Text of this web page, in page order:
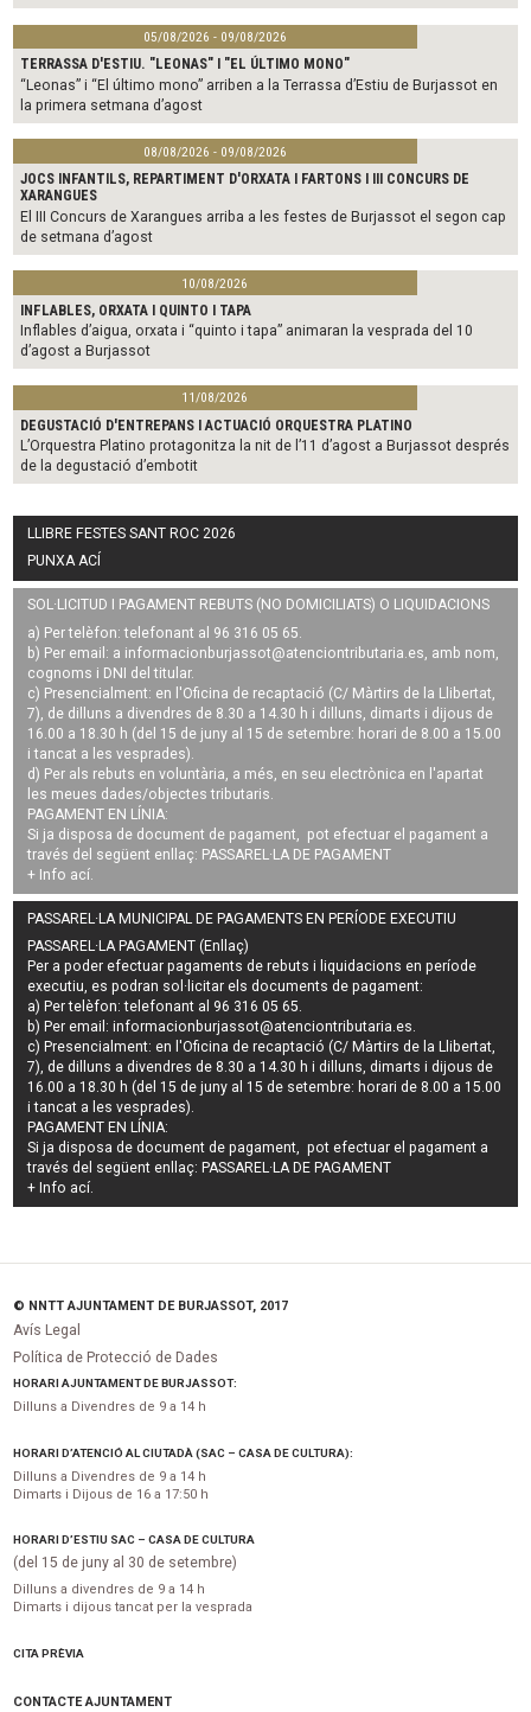
05/08/2026 - 09/08/2026
TERRASSA D'ESTIU. "LEONAS" I "EL ÚLTIMO MONO"
“Leonas” i “El último mono” arriben a la Terrassa d’Estiu de Burjassot en
la primera setmana d’agost
08/08/2026 - 09/08/2026
JOCS INFANTILS, REPARTIMENT D'ORXATA I FARTONS I III CONCURS DE
XARANGUES
El III Concurs de Xarangues arriba a les festes de Burjassot el segon cap
de setmana d’agost
10/08/2026
INFLABLES, ORXATA I QUINTO I TAPA
Inflables d’aigua, orxata i “quinto i tapa” animaran la vesprada del 10
d’agost a Burjassot
11/08/2026
DEGUSTACIÓ D'ENTREPANS I ACTUACIÓ ORQUESTRA PLATINO
L’Orquestra Platino protagonitza la nit de l’11 d’agost a Burjassot després
de la degustació d’embotit
LLIBRE FESTES SANT ROC 2026
PUNXA ACÍ
SOL·LICITUD I PAGAMENT REBUTS (NO DOMICILIATS) O LIQUIDACIONS
a) Per telèfon: telefonant al 96 316 05 65.
b) Per email: a informacionburjassot@atenciontributaria.es , amb nom,
cognoms i DNI del titular.
c) Presencialment: en l'Oficina de recaptació (C/ Màrtirs de la Llibertat,
7), de dilluns a divendres de 8.30 a 14.30 h i dilluns, dimarts i dijous de
16.00 a 18.30 h (del 15 de juny al 15 de setembre: horari de 8.00 a 15.00
i tancat a les vesprades).
d) Per als rebuts en voluntària, a més, en seu electrònica en l'apartat
les meues dades/objectes tributaris.
PAGAMENT EN LÍNIA:
Si ja disposa de document de pagament, pot efectuar el pagament a
través del següent enllaç: PASSAREL·LA DE PAGAMENT
+ Info ací
PASSAREL·LA MUNICIPAL DE PAGAMENTS EN PERÍODE EXECUTIU
PASSAREL·LA PAGAMENT (Enllaç)
Per a poder efectuar pagaments derebuts i liquidacions en període
executiu, es podran sol·licitar els documents de pagament:
a) Per telèfon: telefonant al 96 316 05 65.
b) Per email:informacionburjassot@atenciontributaria.es.
c) Presencialment: en l'Oficina de recaptació (C/ Màrtirs de la Llibertat,
7), de dilluns a divendres de 8.30 a 14.30 h i dilluns, dimarts i dijous de
16.00 a 18.30 h (del 15 de juny al 15 de setembre: horari de 8.00 a 15.00
i tancat a les vesprades).
PAGAMENT EN LÍNIA:
Si ja disposa de document de pagament, pot efectuar el pagament a
través del següent enllaç: PASSAREL·LA DE PAGAMENT
+ Info ací.
© NNTT AJUNTAMENT DE BURJASSOT, 2017
Avís Legal
Política de Protecció de Dades
HORARI AJUNTAMENT DE BURJASSOT:
Dilluns a Divendres de 9 a 14 h
HORARI D’ATENCIÓ AL CIUTADÀ (SAC – CASA DE CULTURA):
Dilluns a Divendres de 9 a 14 h
Dimarts i Dijous de 16 a 17:50 h
HORARI D’ESTIU SAC – CASA DE CULTURA
(del 15 de juny al 30 de setembre)
Dilluns a divendres de 9 a 14 h
Dimarts i dijous tancat per la vesprada
CITA PRÈVIA
CONTACTE AJUNTAMENT